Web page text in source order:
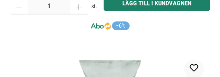
−6%
st. LÄGG TILL I KUNDVAGNEN